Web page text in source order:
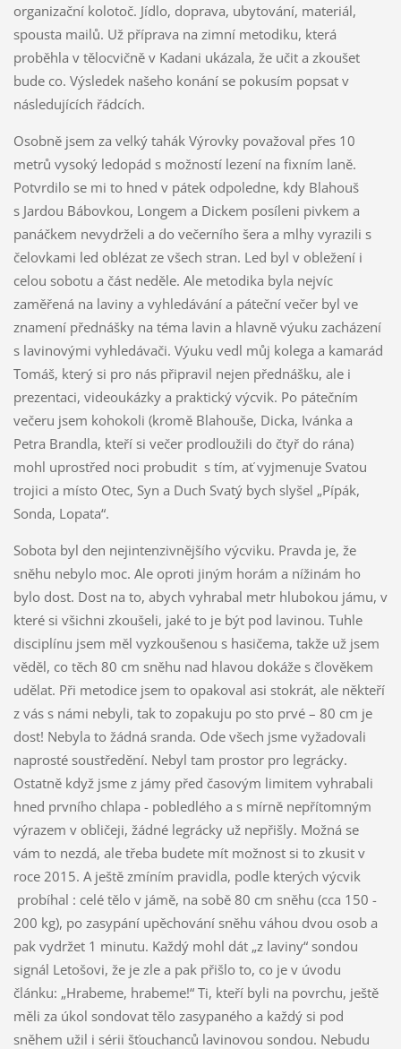
organizační kolotoč. Jídlo, doprava, ubytování, materiál,
spousta mailů. Už příprava na zimní metodiku, která
proběhla v tělocvičně v Kadani ukázala, že učit a zkoušet
bude co. Výsledek našeho konání se pokusím popsat v
následujících řádcích.
Osobně jsem za velký tahák Výrovky považoval přes 10
metrů vysoký ledopád s možností lezení na fixním laně.
Potvrdilo se mi to hned v pátek odpoledne, kdy Blahouš
s Jardou Bábovkou, Longem a Dickem posíleni pivkem a
panáčkem nevydrželi a do večerního šera a mlhy vyrazili s
čelovkami led oblézat ze všech stran. Led byl v obležení i
celou sobotu a část neděle. Ale metodika byla nejvíc
zaměřená na laviny a vyhledávání a páteční večer byl ve
znamení přednášky na téma lavin a hlavně výuku zacházení
s lavinovými vyhledávači. Výuku vedl můj kolega a kamarád
Tomáš, který si pro nás připravil nejen přednášku, ale i
prezentaci, videoukázky a praktický výcvik. Po pátečním
večeru jsem kohokoli (kromě Blahouše, Dicka, Ivánka a
Petra Brandla, kteří si večer prodloužili do čtyř do rána)
mohl uprostřed noci probudit s tím, ať vyjmenuje Svatou
trojici a místo Otec, Syn a Duch Svatý bych slyšel „Pípák,
Sonda, Lopata“.
Sobota byl den nejintenzivnějšího výcviku. Pravda je, že
sněhu nebylo moc. Ale oproti jiným horám a nížinám ho
bylo dost. Dost na to, abych vyhrabal metr hlubokou jámu, v
které si všichni zkoušeli, jaké to je být pod lavinou. Tuhle
disciplínu jsem měl vyzkoušenou s hasičema, takže už jsem
věděl, co těch 80 cm sněhu nad hlavou dokáže s člověkem
udělat. Při metodice jsem to opakoval asi stokrát, ale někteří
z vás s námi nebyli, tak to zopakuju po sto prvé – 80 cm je
dost! Nebyla to žádná sranda. Ode všech jsme vyžadovali
naprosté soustředění. Nebyl tam prostor pro legrácky.
Ostatně když jsme z jámy před časovým limitem vyhrabali
hned prvního chlapa - pobledlého a s mírně nepřítomným
výrazem v obličeji, žádné legrácky už nepřišly. Možná se
vám to nezdá, ale třeba budete mít možnost si to zkusit v
roce 2015. A ještě zmíním pravidla, podle kterých výcvik
probíhal : celé tělo v jámě, na sobě 80 cm sněhu (cca 150 -
200 kg), po zasypání upěchování sněhu váhou dvou osob a
pak vydržet 1 minutu. Každý mohl dát „z laviny“ sondou
signál Letošovi, že je zle a pak přišlo to, co je v úvodu
článku: „Hrabeme, hrabeme!“ Ti, kteří byli na povrchu, ještě
měli za úkol sondovat tělo zasypaného a každý si pod
sněhem užil i sérii šťouchanců lavinovou sondou. Nebudu